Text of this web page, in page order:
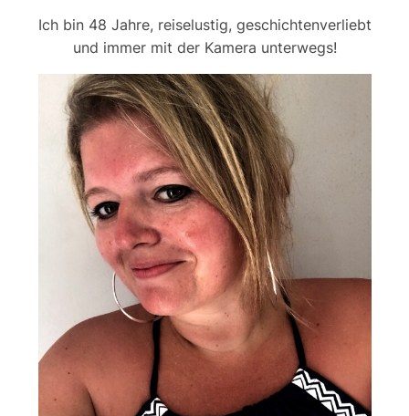
Ich bin 48 Jahre, reiselustig, geschichtenverliebt
und immer mit der Kamera unterwegs!